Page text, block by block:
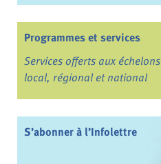
Programmes et services
Services offerts aux échelons
local, régional et national
S’abonner à l’Infolettre